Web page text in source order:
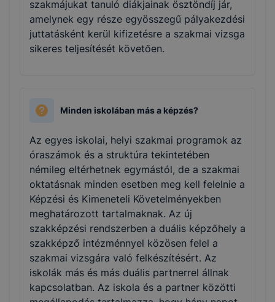
szakmájukat tanuló diákjainak ösztöndíj jár,
amelynek egy része egyösszegű pályakezdési
juttatásként kerül kifizetésre a szakmai vizsga
sikeres teljesítését követően.
Minden iskolában más a képzés?
Az egyes iskolai, helyi szakmai programok az
óraszámok és a struktúra tekintetében
némileg eltérhetnek egymástól, de a szakmai
oktatásnak minden esetben meg kell felelnie a
Képzési és Kimeneteli Követelményekben
meghatározott tartalmaknak. Az új
szakképzési rendszerben a duális képzőhely a
szakképző intézménnyel közösen felel a
szakmai vizsgára való felkészítésért. Az
iskolák más és más duális partnerrel állnak
kapcsolatban. Az iskola és a partner közötti